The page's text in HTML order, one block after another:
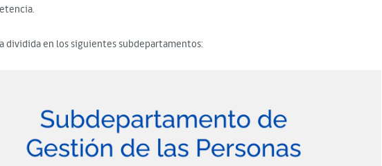
dividida en los siguientes subdepartamentos: